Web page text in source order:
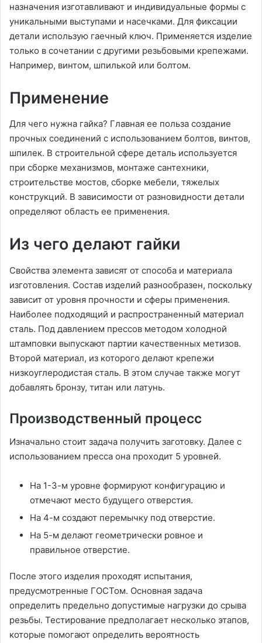
назначения изготавливают и индивидуальные формы с
уникальными выступами и насечками. Для фиксации
детали использую гаечный ключ. Применяется изделие
только в сочетании с другими резьбовыми крепежами.
Например, винтом, шпилькой или болтом.
Применение
Для чего нужна гайка? Главная ее польза создание
прочных соединений с использованием болтов, винтов,
шпилек. В строительной сфере деталь используется
при сборке механизмов, монтаже сантехники,
строительстве мостов, сборке мебели, тяжелых
конструкций. В зависимости от разновидности детали
определяют область ее применения.
Из чего делают гайки
Свойства элемента зависят от способа и материала
изготовления. Состав изделий разнообразен, поскольку
зависит от уровня прочности и сферы применения.
Наиболее подходящий и распространенный материал
сталь. Под давлением прессов методом холодной
штамповки выпускают партии качественных метизов.
Второй материал, из которого делают крепежи
низкоуглеродистая сталь. В этом случае также могут
добавлять бронзу, титан или латунь.
Производственный процесс
Изначально стоит задача получить заготовку. Далее с
использованием пресса она проходит 5 уровней.
На 1-3-м уровне формируют конфигурацию и
отмечают место будущего отверстия.
На 4-м создают перемычку под отверстие.
На 5-м делают геометрически ровное и
правильное отверстие.
После этого изделия проходят испытания,
предусмотренные ГОСТом. Основная задача
определить предельно допустимые нагрузки до срыва
резьбы. Тестирование предполагает несколько этапов,
которые помогают определить вероятность